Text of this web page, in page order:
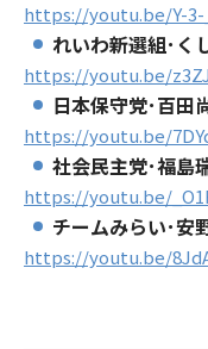
https://youtu.be/Y-3-
れいわ新選組･く
https://youtu.be/
日本保守党･百田
https://youtu.be/
社会民主党･福島
https://youtu.be/
チームみらい･安
https://youtu.be/